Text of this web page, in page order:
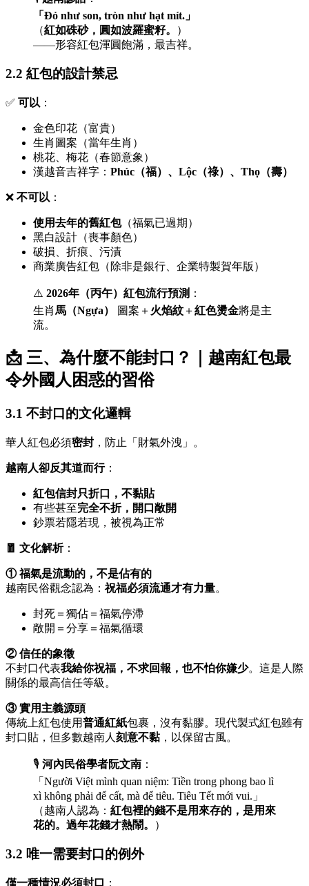
「Đỏ như son, tròn như hạt mít.」
（紅如硃砂，圓如波羅蜜籽。
）
——形容紅包渾圓飽滿，最吉祥。
2.2 紅包的設計禁忌
✅ 可以 ：
金色印花（富貴）
生肖圖案（當年生肖）
桃花、梅花（春節意象）
漢越音吉祥字： Phúc（福）、Lộc（祿）、Thọ（壽）
❌ 不可以 ：
使用去年的舊紅包（福氣已過期）
黑白設計（喪事顏色）
破損、折痕、污漬
商業廣告紅包（除非是銀行、企業特製賀年版）
⚠️ 2026年（丙午）紅包流行預測 ：
生肖馬（Ngựa） 圖案＋ 火焰紋＋紅色燙金將是主
流。
📩 三、為什麼不能封口？｜越南紅包最
令外國人困惑的習俗
3.1 不封口的文化邏輯
華人紅包必須密封 ，防止「財氣外洩」。
越南人卻反其道而行：
紅包信封只折口，不黏貼
有些甚至完全不折，開口敞開
鈔票若隱若現，被視為正常
🧧 文化解析：
① 福氣是流動的，不是佔有的
越南民俗觀念認為：祝福必須流通才有力量。
封死＝獨佔＝福氣停滯
敞開＝分享＝福氣循環
② 信任的象徵
不封口代表我給你祝福，不求回報，也不怕你嫌少。這是人際
關係的最高信任等級。
③ 實用主義源頭
傳統上紅包使用普通紅紙包裹，沒有黏膠。現代製式紅包雖有
封口貼，但多數越南人 刻意不黏 ，以保留古風。
🎙️ 河內民俗學者阮文南 ：
「Người Việt mình quan niệm: Tiền trong phong bao lì
xì không phải để cất, mà để tiêu. Tiêu Tết mới vui.」
（越南人認為： 紅包裡的錢不是用來存的，是用來
花的。過年花錢才熱鬧。
）
3.2 唯一需要封口的例外
僅一種情況必須封口 ：